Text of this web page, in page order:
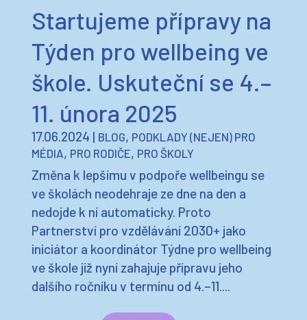
Startujeme přípravy na
Týden pro wellbeing ve
škole. Uskuteční se 4.–
11. února 2025
17.06.2024 | BLOG, PODKLADY (NEJEN) PRO
MÉDIA, PRO RODIČE, PRO ŠKOLY
Změna k lepšímu v podpoře wellbeingu se
ve školách neodehraje ze dne na den a
nedojde k ní automaticky. Proto
Partnerství pro vzdělávání 2030+ jako
iniciátor a koordinátor Týdne pro wellbeing
ve škole již nyní zahajuje přípravu jeho
dalšího ročníku v termínu od 4.–11....